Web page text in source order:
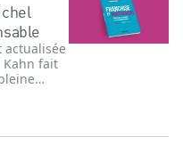
actualisée
Kahn fait
: